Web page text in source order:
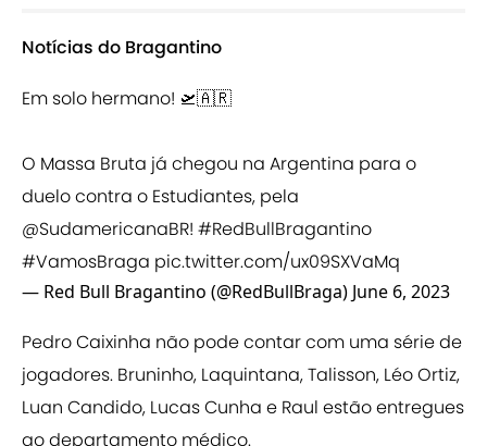
Notícias do Bragantino
Em solo hermano! 🛫🇦🇷
O Massa Bruta já chegou na Argentina para o
duelo contra o Estudiantes, pela
@SudamericanaBR! #RedBullBragantino
#VamosBraga pic.twitter.com/ux09SXVaMq
— Red Bull Bragantino (@RedBullBraga) June 6, 2023
Pedro Caixinha não pode contar com uma série de
jogadores. Bruninho, Laquintana, Talisson, Léo Ortiz,
Luan Candido, Lucas Cunha e Raul estão entregues
ao departamento médico.